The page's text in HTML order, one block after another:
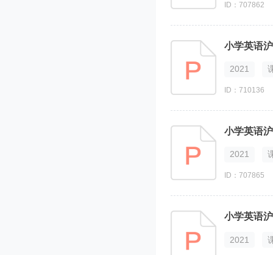
ID：707862
2021
ID：710136
小学英语
2021
ID：707865
2021